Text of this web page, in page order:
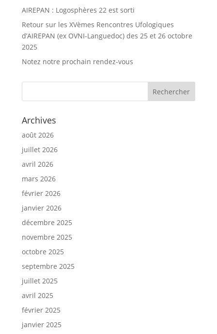
AIREPAN : Logosphères 22 est sorti
Retour sur les XVèmes Rencontres Ufologiques
d’AIREPAN (ex OVNI-Languedoc) des 25 et 26 octobre
2025
Notez notre prochain rendez-vous
Archives
août 2026
juillet 2026
avril 2026
mars 2026
février 2026
janvier 2026
décembre 2025
novembre 2025
octobre 2025
septembre 2025
juillet 2025
avril 2025
février 2025
janvier 2025